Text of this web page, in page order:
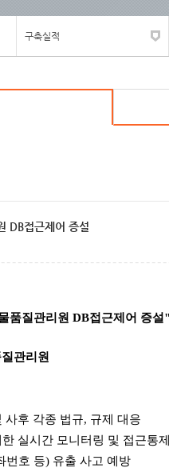
구축실적
DB접근제어 증설
품질관리원 DB접근제어 증설
관리원
후 각종 법규, 규제 대응
실시간 모니터링 및 접근통
호 등) 유출 사고 예방